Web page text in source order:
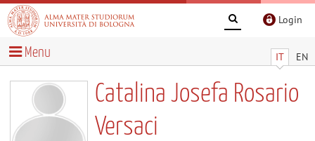
Login
IT EN
Menu
Catalina Josefa Rosario
Versaci